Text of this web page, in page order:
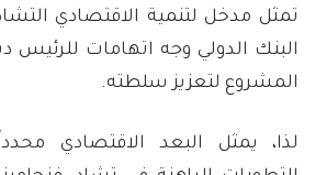
تمثل مدخل لتنمية الاقتصادي
البنك الدولي وجه اتهامات للرئيس
المشروع لتعزيز سلطته.
لذا، يمثل البعد الاقتصادي